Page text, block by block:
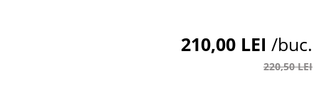
210,00 LEI /buc.
220,50 LEI